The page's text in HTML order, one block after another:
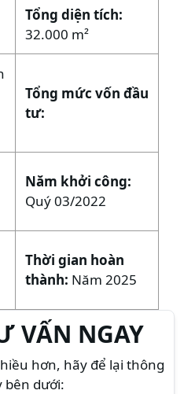
Tổng diện tích:
32.000 m²
Tổng mức vốn đầu
tư:
Năm khởi công:
Quý 03/2022
Thời gian hoàn
thành: Năm 2025
VẤN NGAY
hơn, hãy để lại thông
bên dưới: